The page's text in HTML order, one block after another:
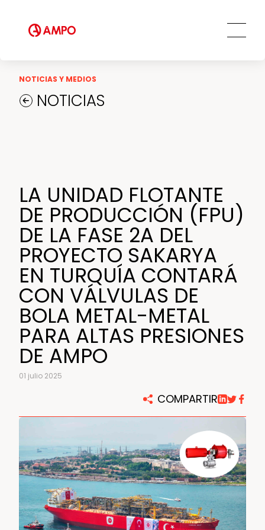
Servicios MRO
Servicios de ingeniería de campo
Servicios de formación
AMPO FOUNDRY
Ética y transparencia
Compromiso social
NOTICIAS Y MEDIOS
NOTICIAS
LA UNIDAD FLOTANTE
DE PRODUCCIÓN (FPU)
DE LA FASE 2A DEL
PROYECTO SAKARYA
EN TURQUÍA CONTARÁ
CON VÁLVULAS DE
BOLA METAL-METAL
PARA ALTAS PRESIONES
DE AMPO
01 julio 2025
COMPARTIR